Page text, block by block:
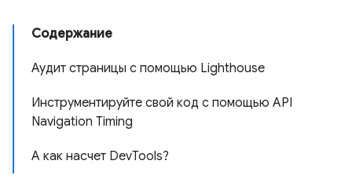
Содержание
Аудит страницы с помощью Lighthouse
Инструментируйте свой код с помощью API
Navigation Timing
А как насчет DevTools?